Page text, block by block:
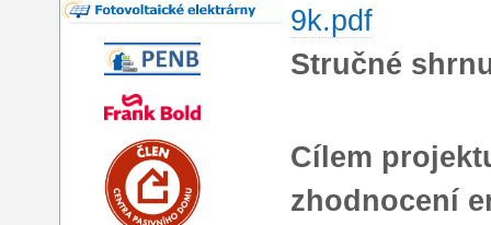
9k.pdf
Stručné
Cílem
zhodnocení